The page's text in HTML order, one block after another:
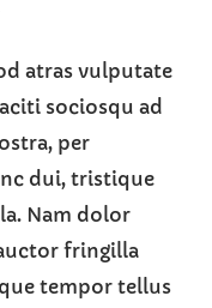
atras vulputate
sociosqu ad
per
dui, tristique
Nam dolor
fringilla
tempor tellus